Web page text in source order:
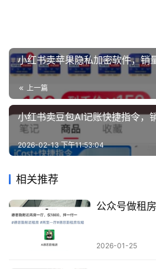
创
业
资
源
会
专
区
小红书卖苹果隐私加密软件，销
上一篇
小红书卖豆包AI记账快捷指令，
2026-02-13 下午11:53:04
相关推荐
公众号做租
2026-01-25